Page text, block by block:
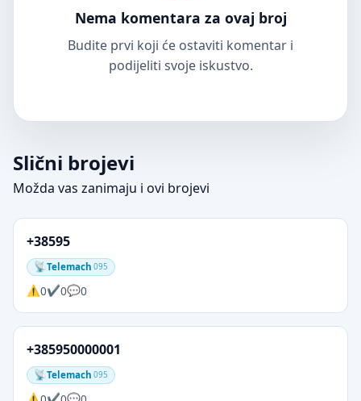
Nema komentara za ovaj broj
Budite prvi koji će ostaviti komentar i
podijeliti svoje iskustvo.
Slični brojevi
Možda vas zanimaju i ovi brojevi
+38595
Telemach 095
0 0 0
+385950000001
Telemach 095